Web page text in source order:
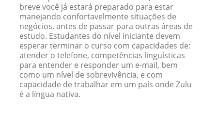
breve você já estará preparado para estar
manejando confortavelmente situações de
negócios, antes de passar para outras áreas de
estudo. Estudantes do nível iniciante devem
esperar terminar o curso com capacidades de:
atender o telefone, competências linguísticas
para entender e responder um e-mail, bem
como um nível de sobrevivência, e com
capacidade de trabalhar em um país onde Zulu
é a língua nativa.